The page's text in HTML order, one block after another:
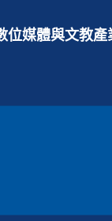
位媒體與文教產